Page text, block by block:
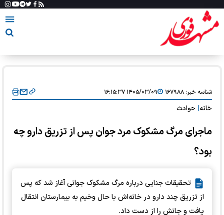
شناسه خبر:۱۶۷۹۸۸ ۱۴۰۵/۰۳/۰۹ ۱۶:۱۵:۳۷
خانه حوادث
ماجرای مرگ مشکوک مرد جوان پس از تزریق دارو چه
بود؟
تحقیقات جنایی درباره مرگ مشکوک جوانی آغاز شد که پس
از تزریق چند دارو در خانه‌اش با حال وخیم به بیمارستان انتقال
یافت و جانش را از دست داد.